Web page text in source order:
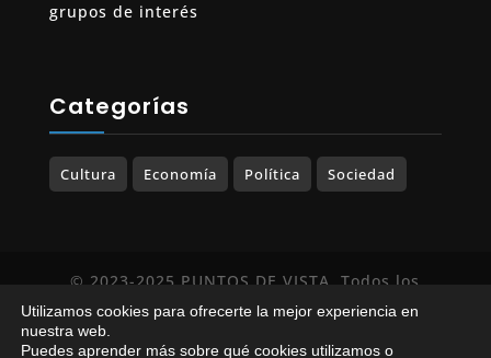
grupos de interés
Categorías
Cultura Economía Política Sociedad
© 2023-2025 PUNTOS DE VISTA. Todos los
derechos reservados.
Política de Privacidad
Utilizamos cookies para ofrecerte la mejor experiencia en
nuestra web.
Puedes aprender más sobre qué cookies utilizamos o